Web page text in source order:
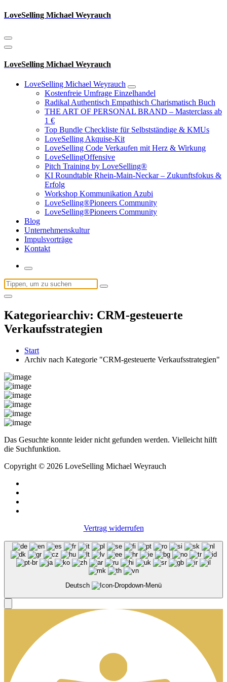
Zum
LoveSelling Michael Weyrauch
LoveSelling Michael Weyrauch
LoveSelling Michael Weyrauch
Kostenfreie Umfrage Einzelhandel
Radikal Authentisch Empathisch Charismatisch Buch
THE ART OF PERSONAL BRAND – Masterclass ab
1 €
Top Bundle Checkliste für Selbstständige & KMUs
LoveSelling Akquise-Kit
LoveSelling Code Verkaufen mit Herz & Wirkung
LoveSellingOffensive
Pitch Training by LoveSelling®
KI Roundtable Rhein‑Main‑Neckar – Zukunftsfokus &
Erfolg
Workshop Kommunikation Azubi
LoveSelling®Pioneers Community
LoveSelling®Pioneers Community
Blog
Unternehmenskultur
Impulsvorträge
Kontakt
Suchen
nach:
Kategoriearchiv: CRM-gesteuerte
Verkaufsstrategien
Start
Archiv nach Kategorie "CRM-gesteuerte Verkaufsstrategien"
Das Gesuchte konnte leider nicht gefunden werden. Vielleicht hilft
die Suchfunktion.
Copyright © 2026 LoveSelling Michael Weyrauch
Vertrag widerrufen
Deutsch